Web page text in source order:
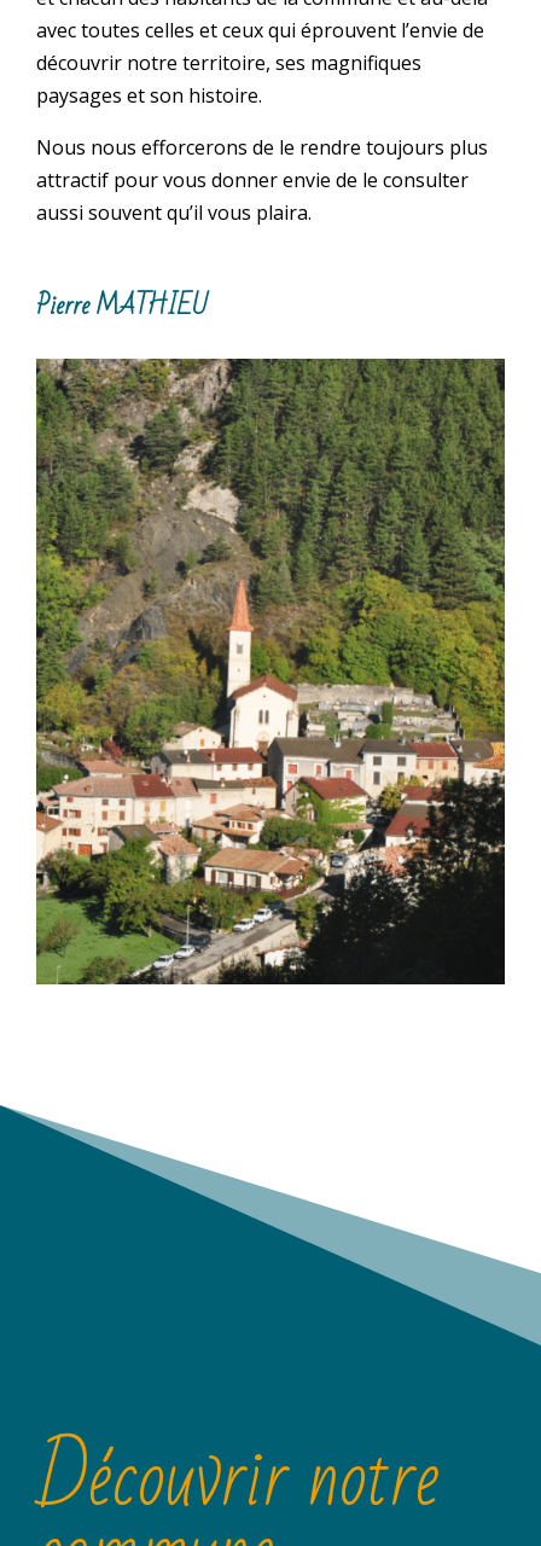
avec toutes celles et ceux qui éprouvent l’envie de
découvrir notre territoire, ses magnifiques
paysages et son histoire.
Nous nous efforcerons de le rendre toujours plus
attractif pour vous donner envie de le consulter
aussi souvent qu’il vous plaira.
Pierre MATHIEU
Découvrir notre